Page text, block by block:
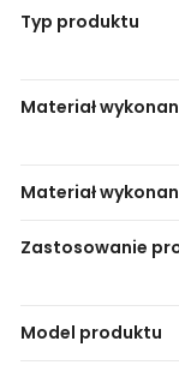
Typ produktu
Materiał
Materiał
Zastosowanie
Model produktu